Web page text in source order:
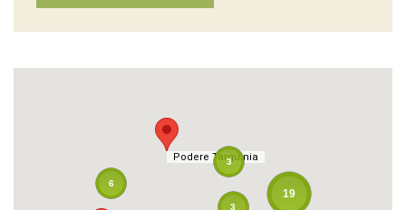
Podere Tarquinia
19
3
3
6
Podere Tarquinia